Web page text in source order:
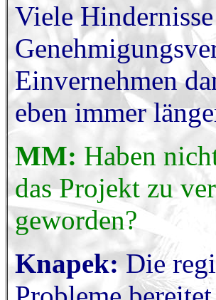
Viele
Einvernehmen
eben immer
MM: Haben
das Projekt zu
geworden?
Knapek:Die